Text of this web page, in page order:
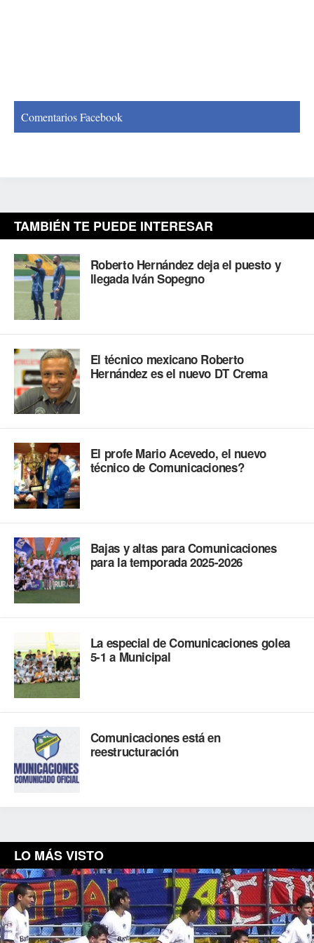
Comentarios Facebook
TAMBIÉN TE PUEDE INTERESAR
Roberto Hernández deja el puesto y
llegada Iván Sopegno
El técnico mexicano Roberto
Hernández es el nuevo DT Crema
El profe Mario Acevedo, el nuevo
técnico de Comunicaciones?
Bajas y altas para Comunicaciones
para la temporada 2025-2026
La especial de Comunicaciones golea
5-1 a Municipal
Comunicaciones está en
reestructuración
LO MÁS VISTO